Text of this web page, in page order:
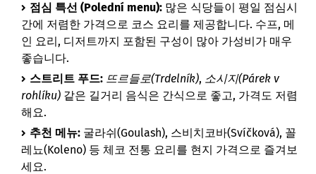
점심 특선 (Polední menu): 많은 식당들이 평일 점심시
간에 저렴한 가격으로 코스 요리를 제공합니다. 수프, 메
인 요리, 디저트까지 포함된 구성이 많아 가성비가 매우
좋습니다.
스트리트 푸드: 뜨르들로(Trdelník), 소시지(Párek v
rohlíku) 같은 길거리 음식은 간식으로 좋고, 가격도 저렴
해요.
추천 메뉴: 굴라쉬(Goulash), 스비치코바(Svíčková), 꼴
레뇨(Koleno) 등 체코 전통 요리를 현지 가격으로 즐겨보
세요.